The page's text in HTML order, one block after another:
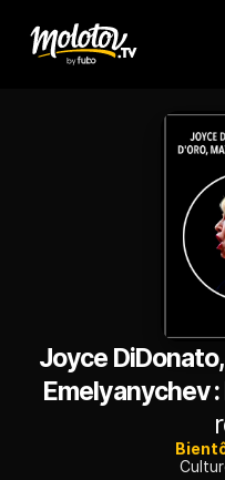
Joyce
Emelyanychev :